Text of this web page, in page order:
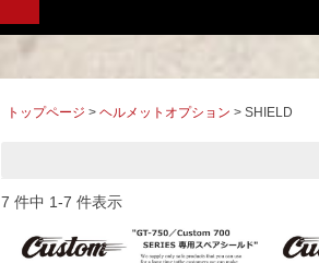
トップページ > ヘルメットオプション > SHIELD
7 件中 1-7 件表示